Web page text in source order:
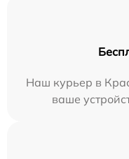
Наш курьер в
ваше